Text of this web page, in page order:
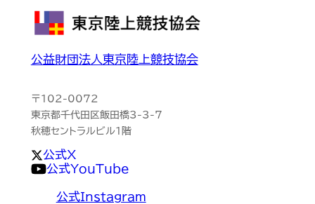
公益財団法人東京陸上競技協会
〒102-0072
東京都千代田区飯田橋3-3-7
秋穂セントラルビル1階
公式X
公式YouTube
公式Instagram